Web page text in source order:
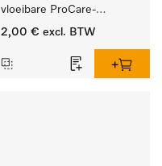
vloeibare ProCare-
producten.
2,00 € excl. BTW